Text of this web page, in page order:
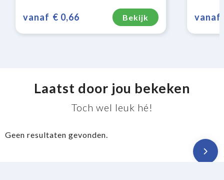
vanaf € 0,66 Bekijk vanaf
Laatst door jou bekeken
Toch wel leuk hé!
Geen resultaten gevonden.